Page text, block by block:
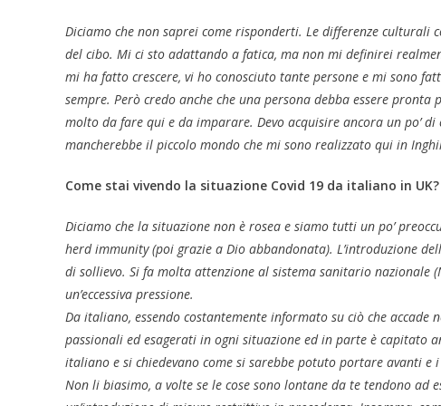
Diciamo che non saprei come risponderti. Le differenze culturali
del cibo. Mi ci sto adattando a fatica, ma non mi definirei
mi ha fatto crescere, vi ho conosciuto tante persone e mi sono
sempre. Però credo anche che una persona debba essere
molto da fare qui e da imparare. Devo acquisire ancora un po’
mancherebbe il piccolo mondo che mi sono realizzato qui in
Come stai vivendo la situazione Covid 19 da italiano in UK?
Diciamo che la situazione non è rosea e siamo tutti un po’
herd immunity (poi grazie a Dio abbandonata). L’introduzione
di sollievo. Si fa molta attenzione al sistema sanitario nazionale
un’eccessiva pressione.
Da italiano, essendo costantemente informato su ciò che accade
passionali ed esagerati in ogni situazione ed in parte è capitato
italiano e si chiedevano come si sarebbe potuto portare avanti e
Non li biasimo, a volte se le cose sono lontane da te tendono